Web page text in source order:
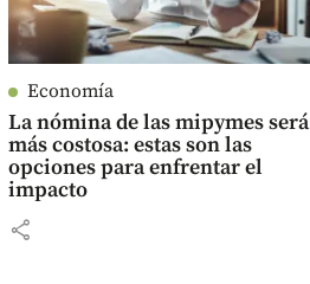
Economía
La nómina de las mipymes será
más costosa: estas son las
opciones para enfrentar el
impacto
share